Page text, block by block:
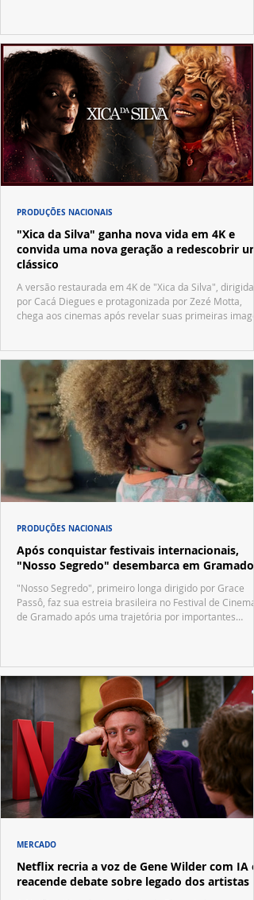
"Xica da Silva" ganha nova vida em 4K e
convida uma nova geração a redescobrir um
clássico
A versão restaurada em 4K de "Xica da Silva", dirigida
por Cacá Diegues e protagonizada por Zezé Motta,
chega aos cinemas após revelar suas primeiras
PRODUÇÕES NACIONAIS
Após conquistar festivais internacionais,
"Nosso Segredo" desembarca em Gramado
"Nosso Segredo", primeiro longa dirigido por Grace
Passô, faz sua estreia brasileira no Festival de Cinema
de Gramado após uma trajetória por importantes
PRODUÇÕES NACIONAIS
Netflix recria a voz de Gene Wilder com IA e
reacende debate sobre legado dos artistas
MERCADO